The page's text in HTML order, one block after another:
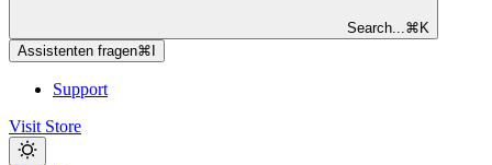
Search...⌘ K
Assistenten fragen⌘
Support
Visit Store